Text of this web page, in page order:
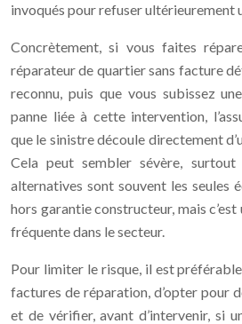
invoqués pour refuser ultérieurement
Concrètement, si vous faites
réparateur de quartier sans facture
reconnu, puis que vous subissez
panne liée à cette intervention,
que le sinistre découle directement
Cela peut sembler sévère, surtout
alternatives sont souvent les seules
hors garantie constructeur, mais
fréquente dans le secteur.
Pour limiter le risque, il est
factures de réparation, d’opter pour
et de vérifier, avant d’intervenir, si